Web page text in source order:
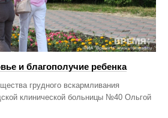
и благополучие ребенка
грудного вскармливания
клинической больницы №40 Ольгой